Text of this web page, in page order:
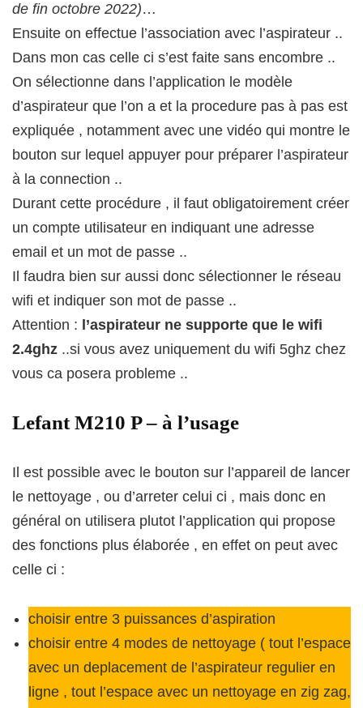
de fin octobre 2022)…
Ensuite on effectue l’association avec l’aspirateur ..
Dans mon cas celle ci s’est faite sans encombre ..
On sélectionne dans l’application le modèle
d’aspirateur que l’on a et la procedure pas à pas est
expliquée , notamment avec une vidéo qui montre le
bouton sur lequel appuyer pour préparer l’aspirateur
à la connection ..
Durant cette procédure , il faut obligatoirement créer
un compte utilisateur en indiquant une adresse
email et un mot de passe ..
Il faudra bien sur aussi donc sélectionner le réseau
wifi et indiquer son mot de passe ..
Attention : l’aspirateur ne supporte que le wifi
2.4ghz ..si vous avez uniquement du wifi 5ghz chez
vous ca posera probleme ..
Lefant M210 P – à l’usage
Il est possible avec le bouton sur l’appareil de lancer
le nettoyage , ou d’arreter celui ci , mais donc en
général on utilisera plutot l’application qui propose
des fonctions plus élaborée , en effet on peut avec
celle ci :
choisir entre 3 puissances d’aspiration
choisir entre 4 modes de nettoyage ( tout l’espace
avec un deplacement de l’aspirateur regulier en
ligne , tout l’espace avec un nettoyage en zig zag,